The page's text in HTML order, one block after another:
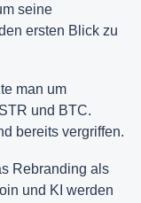
seine
ersten Blick zu
man um
und BTC.
bereits vergriffen.
Rebranding als
und KI werden